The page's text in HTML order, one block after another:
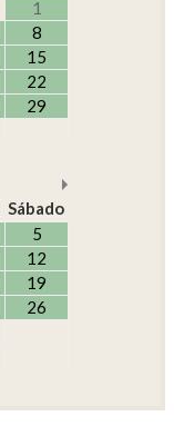
1
8
15
22
29
Sábado
5
12
19
26